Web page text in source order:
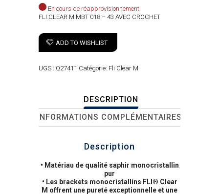
En cours de réapprovisionnement
FLI CLEAR M MBT 018 – 43 AVEC CROCHET
ADD TO WISHLIST
UGS : Q27411 Catégorie: Fli Clear M
DESCRIPTION
INFORMATIONS COMPLÉMENTAIRES
Description
• Matériau de qualité saphir monocristallin
pur
• Les brackets monocristallins FLI® Clear
M offrent une pureté exceptionnelle et une